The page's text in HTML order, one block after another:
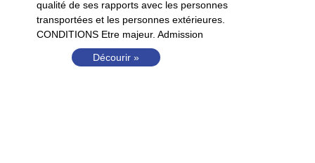
qualité de ses rapports avec les personnes
transportées et les personnes extérieures.
CONDITIONS Etre majeur. Admission
Décourir »